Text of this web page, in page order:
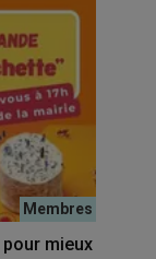
mieux